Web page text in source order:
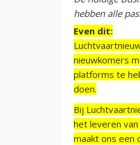
hebben alle
Even dit:
nieuwkomers
platforms te
doen.
Bij
het leveren
maakt ons een